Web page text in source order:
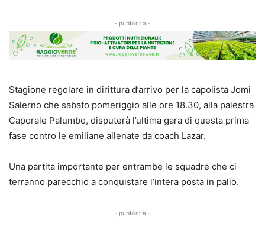
- pubblicità -
Stagione regolare in dirittura d’arrivo per la capolista Jomi
Salerno che sabato pomeriggio alle ore 18.30, alla palestra
Caporale Palumbo, disputerà l’ultima gara di questa prima
fase contro le emiliane allenate da coach Lazar.
Una partita importante per entrambe le squadre che ci
terranno parecchio a conquistare l’intera posta in palio.
- pubblicità -